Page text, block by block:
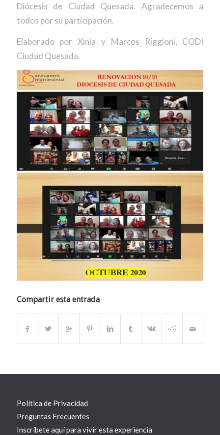
Diócesis de Ciudad Quesada. Agradecemos a
todos por su participación.
Elaborado por Xinia y Marcos Riggioni, CODI
Ciudad Quesada.
Compartir esta entrada
Política de Privacidad
Preguntas Frecuentes
Inscríbete aquí para vivir esta experiencia